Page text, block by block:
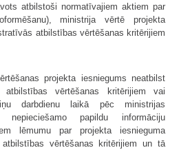
atbilstoši normatīvajiem aktiem par
ministrija vērtē projekta
atbilstības vērtēšanas kritērijiem
projekta iesniegums neatbilst
vērtēšanas kritērijiem vai
darbdienu laikā pēc ministrijas
nepieciešamo papildu informāciju
lēmumu par projekta iesnieguma
vērtēšanas kritērijiem un tā